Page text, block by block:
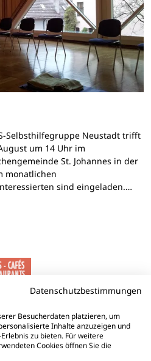
Selbsthilfegruppe Neustadt trifft
um 14 Uhr im
St. Johannes in der
monatlichen
sind eingeladen.…
Datenschutzbestimmungen
Besucherdaten platzieren, um
Inhalte anzuzeigen und
zu bieten. Für weitere
Cookies öffnen Sie die